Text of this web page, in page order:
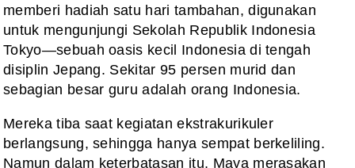
memberi hadiah satu hari tambahan, digunakan
untuk mengunjungi Sekolah Republik Indonesia
Tokyo—sebuah oasis kecil Indonesia di tengah
disiplin Jepang. Sekitar 95 persen murid dan
sebagian besar guru adalah orang Indonesia.
Mereka tiba saat kegiatan ekstrakurikuler
berlangsung, sehingga hanya sempat berkeliling.
Namun dalam keterbatasan itu, Maya merasakan